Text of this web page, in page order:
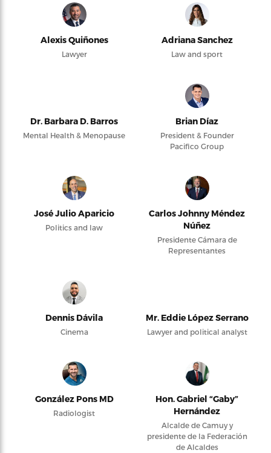
Alexis Quiñones
Lawyer
Adriana Sanchez
Law and sport
Dr. Barbara D. Barros
Mental Health & Menopause
Brian Díaz
President & Founder
Pacifico Group
José Julio Aparicio
Politics and law
Carlos Johnny Méndez
Núñez
Presidente Cámara de
Representantes
Dennis Dávila
Cinema
Mr. Eddie López Serrano
Lawyer and political analyst
González Pons MD
Radiologist
Hon. Gabriel “Gaby”
Hernández
Alcalde de Camuy y
presidente de la Federación
de Alcaldes